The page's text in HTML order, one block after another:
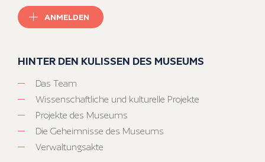
ANMELDEN
HINTER DEN KULISSEN DES MUSEUMS
Das Team
Wissenschaftliche und kulturelle Projekte
Projekte des Museums
Die Geheimnisse des Museums
Verwaltungsakte